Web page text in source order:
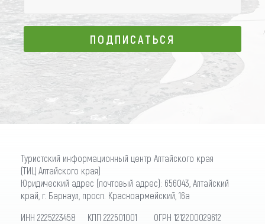
ПОДПИСАТЬСЯ
ПОДПИСАТЬСЯ
Туристский информационный центр Алтайского края
(ТИЦ Алтайского края)
Юридический адрес (почтовый адрес): 656043, Алтайский
край, г. Барнаул, просп. Красноармейский, 16а
ИНН 2225223458 КПП 222501001 ОГРН 1212200029612